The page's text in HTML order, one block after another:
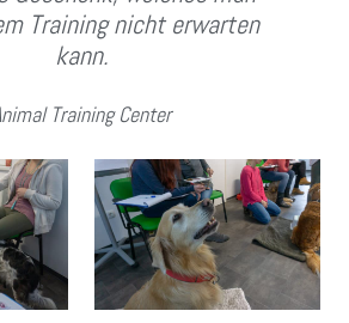
Training nicht erwarten
kann.
Training Center